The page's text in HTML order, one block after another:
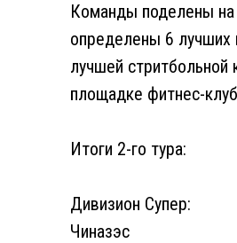
Команды поделены на
определены 6 лучших
лучшей стритбольной
площадке фитнес-
Итоги 2-го тура:
Дивизион Супер:
Чиназэс